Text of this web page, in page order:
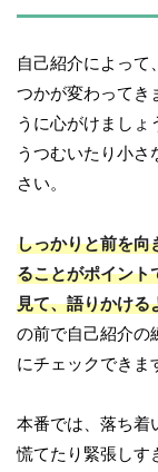
自己紹介によっ
つかが変わってき
うに心がけましょ
うつむいたり小
さい。
しっかりと前を向
ることがポイント
見て、語りかける
の前で自己紹介の
にチェックできま
本番では、落ち着
慌てたり緊張しす